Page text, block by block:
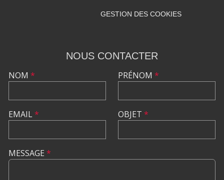
GESTION DES COOKIES
NOUS CONTACTER
NOM *
EMAIL*
PRÉNOM *
OBJET *
MESSAGE *